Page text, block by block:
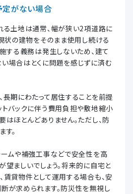
定がない場合
る土地は通常、幅が狭い2項道路に
状の建物をそのまま使用し続ける
する義務は発生しないため、建て
場合はとくに問題を感じずに済む
長期にわたって居住することを前提
トバックに伴う費用負担や敷地縮小
はほとんどありません。ただし、防
。
ームや補強工事などで安全性を高
望ましいでしょう。将来的に自宅と
賃貸物件として運用する場合も、安
が求められます。防災性を無視し